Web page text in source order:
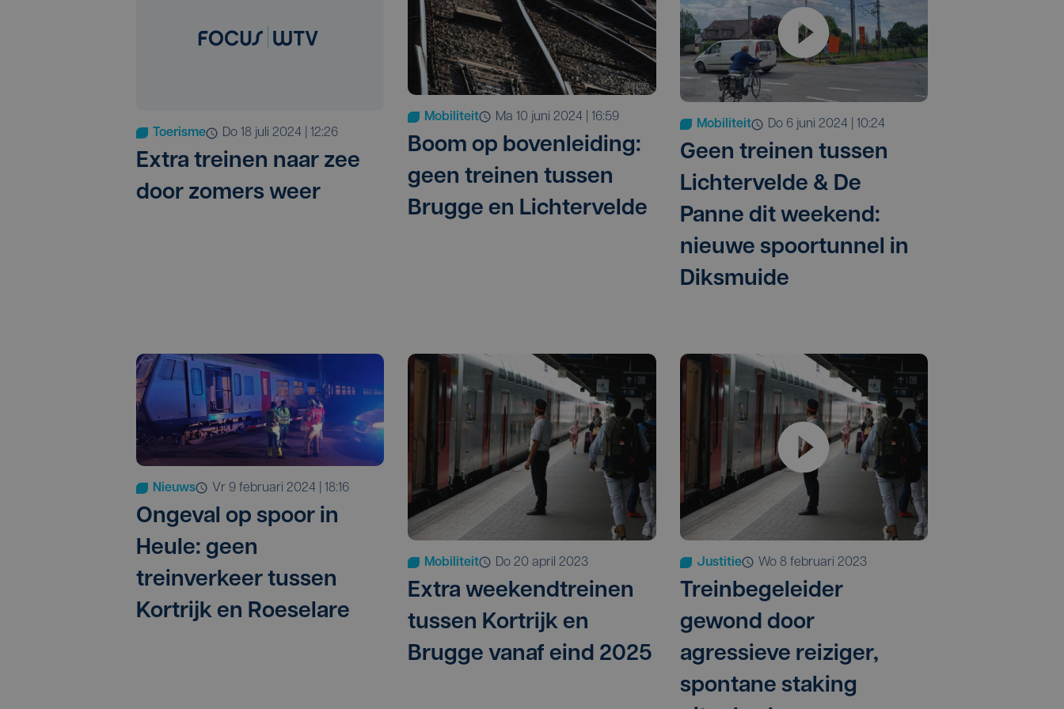
Toerisme do 18 juli 2024 | 12:26
Extra treinen naar zee
door zomers weer
Mobiliteit ma 10 juni 2024 | 16:59
Boom op bovenleiding:
geen treinen tussen
Brugge en Lichtervelde
Mobiliteit do 6 juni 2024 | 10:24
Geen treinen tussen
Lichtervelde & De
Panne dit weekend:
nieuwe spoortunnel in
Diksmuide
Nieuws vr 9 februari 2024 | 18:16
Ongeval op spoor in
Heule: geen
treinverkeer tussen
Kortrijk en Roeselare
Mobiliteit do 20 april 2023
Extra weekendtreinen
tussen Kortrijk en
Brugge vanaf eind 2025
Justitie wo 8 februari 2023
Treinbegeleider
gewond door
agressieve reiziger,
spontane staking